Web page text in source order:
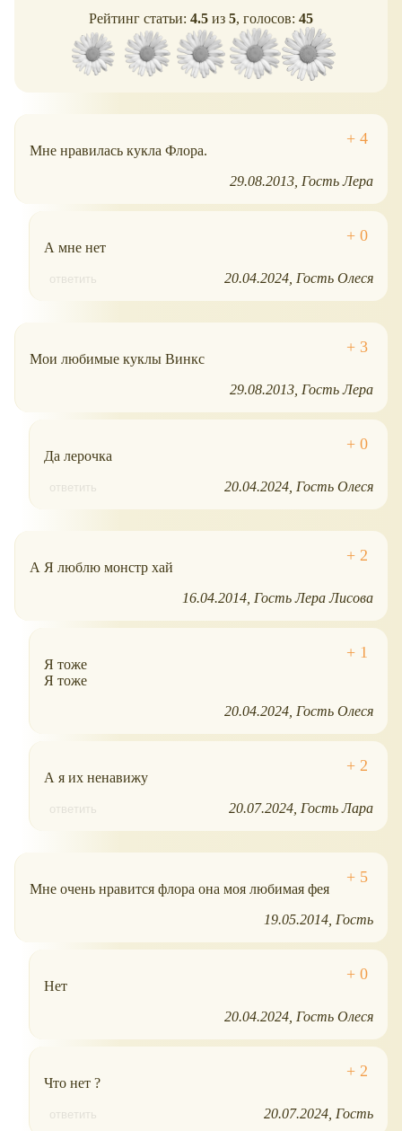
Рейтинг статьи: 4.5 из 5, голосов: 45
Мне нравилась кукла Флора.
29.08.2013 Гость Лера
А мне нет
ответить 20.04.2024 Гость Олеся
Мои любимые куклы Винкс
29.08.2013 Гость Лера
Да лерочка
ответить 20.04.2024 Гость Олеся
А Я люблю монстр хай
16.04.2014 Гость Лера Лисова
Я тоже
Я тоже
20.04.2024 Гость Олеся
А я их ненавижу
ответить 20.07.2024 Гость Лара
Мне очень нравится флора она моя любимая фея
19.05.2014 Гость
Нет
20.04.2024 Гость Олеся
Что нет ?
ответить 20.07.2024 Гость